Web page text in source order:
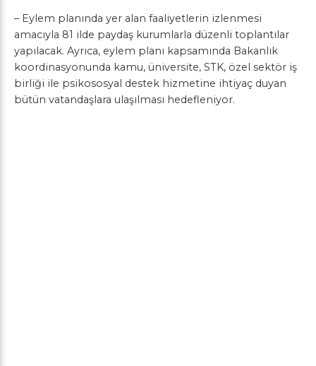
– Eylem planında yer alan faaliyetlerin izlenmesi
amacıyla 81 ilde paydaş kurumlarla düzenli toplantılar
yapılacak. Ayrıca, eylem planı kapsamında Bakanlık
koordinasyonunda kamu, üniversite, STK, özel sektör iş
birliği ile psikososyal destek hizmetine ihtiyaç duyan
bütün vatandaşlara ulaşılması hedefleniyor.